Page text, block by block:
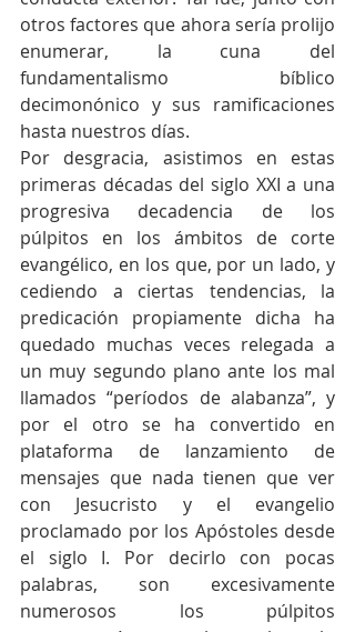
otros factores que ahora sería prolijo
enumerar, la cuna del
fundamentalismo bíblico
decimonónico y sus ramificaciones
hasta nuestros días.
Por desgracia, asistimos en estas
primeras décadas del siglo XXI a una
progresiva decadencia de los
púlpitos en los ámbitos de corte
evangélico, en los que, por un lado, y
cediendo a ciertas tendencias, la
predicación propiamente dicha ha
quedado muchas veces relegada a
un muy segundo plano ante los mal
llamados “períodos de alabanza”, y
por el otro se ha convertido en
plataforma de lanzamiento de
mensajes que nada tienen que ver
con Jesucristo y el evangelio
proclamado por los Apóstoles desde
el siglo I. Por decirlo con pocas
palabras, son excesivamente
numerosos los púlpitos